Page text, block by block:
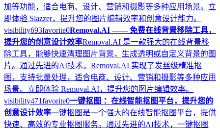
加等功能，适合电商、设计、营销和摄影等多种应用场景。立
即体验 Slazzer，提升您的图片编辑效率和创意设计能力。
visibility693favorite0Removal.AI —— 免费在线背景移除工具，
提升您的创意设计效率Removal.AI 是一款强大的在线背景移
除工具，能够快速清理图片背景，生成透明或自定义背景的图
片。通过先进的AI技术，Removal.AI 实现了发丝级精准抠
图，支持批量处理，适合电商、设计、营销和摄影等多种应用
场景。立即体验 Removal.AI，提升您的图片编辑效率。
visibility471favorite0一键抠图 ：在线智能抠图平台，提升您的
创意设计效率一键抠图是一个强大的在线智能抠图平台，提供
快速、高效的专业抠图服务。通过先进的AI技术，一键抠图